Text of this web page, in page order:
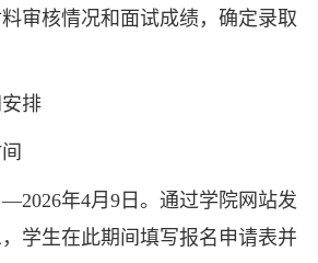
核情况和面试成绩，确定录取
排
年4月9日。通过学院网站发
学生在此期间填写报名申请表并